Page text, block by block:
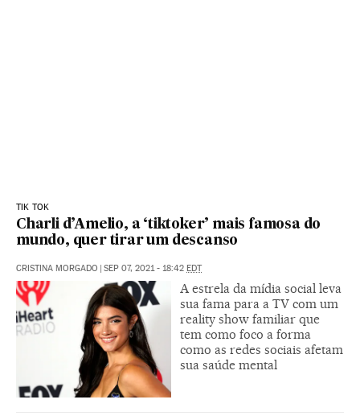
TIK TOK
Charli d’Amelio, a ‘tiktoker’ mais famosa do
mundo, quer tirar um descanso
CRISTINA MORGADO | SEP 07, 2021 - 18:42 EDT
A estrela da mídia social leva
sua fama para a TV com um
reality show familiar que
tem como foco a forma
como as redes sociais afetam
sua saúde mental